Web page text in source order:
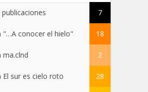
7
"…A conocer el hielo" 18
ma.clnd 2
El sur es cielo roto 28